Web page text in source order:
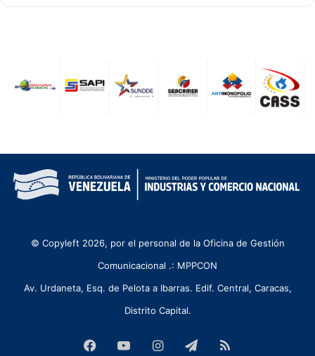
© Copyleft 2026, por el personal de la Oficina de Gestión
Comunicacional .: MPPCON
Av. Urdaneta, Esq. de Pelota a Ibarras. Edif. Central, Caracas,
Distrito Capital.
FacebookYouTubeInstagramTelegram